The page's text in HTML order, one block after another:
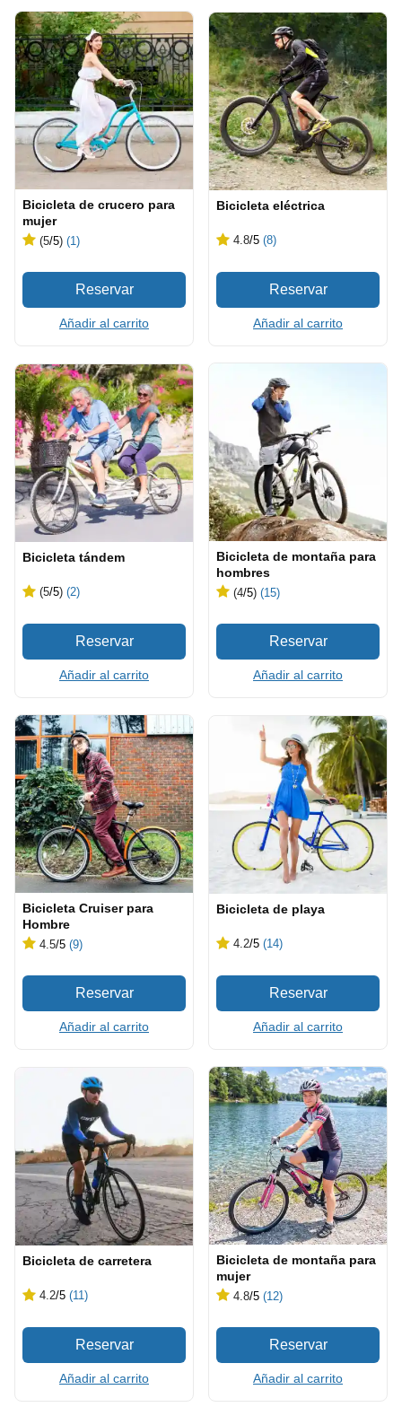
Bicicleta de crucero para
mujer
(5/5) (1)
Añadir al carrito
Bicicleta eléctrica
4.8/5 (8)
Añadir al carrito
Bicicleta tándem
(5/5) (2)
Añadir al carrito
Bicicleta de montaña para
hombres
(4/5) (15)
Añadir al carrito
Bicicleta Cruiser para
Hombre
4.5/5 (9)
Añadir al carrito
Bicicleta de playa
4.2/5 (14)
Añadir al carrito
Bicicleta de carretera
4.2/5 (11)
Añadir al carrito
Bicicleta de montaña para
mujer
4.8/5 (12)
Añadir al carrito